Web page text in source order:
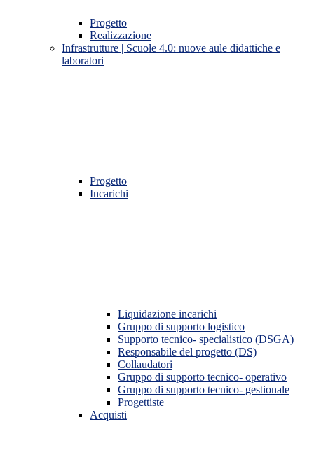
Progetto
Realizzazione
Infrastrutture | Scuole 4.0: nuove aule didattiche e
laboratori
Progetto
Incarichi
Liquidazione incarichi
Gruppo di supporto logistico
Supporto tecnico- specialistico (DSGA)
Responsabile del progetto (DS)
Collaudatori
Gruppo di supporto tecnico- operativo
Gruppo di supporto tecnico- gestionale
Progettiste
Acquisti